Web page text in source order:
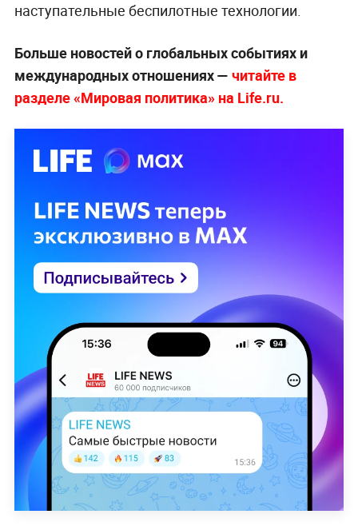
наступательные беспилотные технологии.
Больше новостей о глобальных событиях и
международных отношениях — читайте в
разделе «Мировая политика» на Life.ru.